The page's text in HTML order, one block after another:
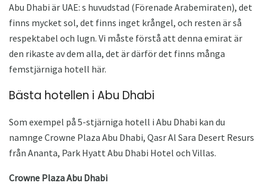
Abu Dhabi är UAE: s huvudstad (Förenade Arabemiraten), det
finns mycket sol, det finns inget krångel, och resten är så
respektabel och lugn. Vi måste förstå att denna emirat är
den rikaste av dem alla, det är därför det finns många
femstjärniga hotell här.
Bästa hotellen i Abu Dhabi
Som exempel på 5-stjärniga hotell i Abu Dhabi kan du
namnge Crowne Plaza Abu Dhabi, Qasr Al Sara Desert Resurs
från Ananta, Park Hyatt Abu Dhabi Hotel och Villas.
Сrowne Plaza Abu Dhabi